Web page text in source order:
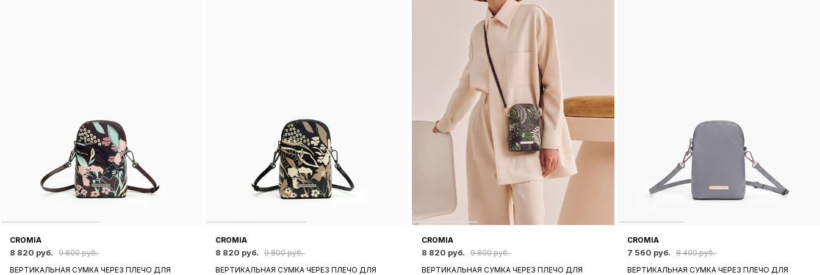
CROMIA
8 820 руб.
9 800 руб.
ВЕРТИКАЛЬНАЯ СУМКА ЧЕРЕЗ ПЛЕЧО ДЛЯ
CROMIA
8 820 руб.
9 800 руб.
ВЕРТИКАЛЬНАЯ СУМКА ЧЕРЕЗ ПЛЕЧО ДЛЯ
CROMIA
8 820 руб.
9 800 руб.
ВЕРТИКАЛЬНАЯ СУМКА ЧЕРЕЗ ПЛЕЧО ДЛЯ
CROMIA
7 560 руб.
8 400 руб.
ВЕРТИКАЛЬНАЯ СУМКА ЧЕРЕЗ ПЛЕЧО ДЛЯ